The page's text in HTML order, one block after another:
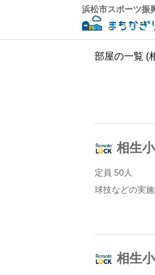
浜松市スポーツ振
部屋の一覧 (
相生
定員 50人
球技などの実施
相生